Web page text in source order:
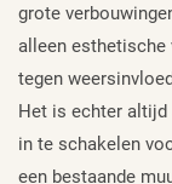
grote
alleen esthetische
tegen
Het is echter altijd
in te schakelen
een bestaande